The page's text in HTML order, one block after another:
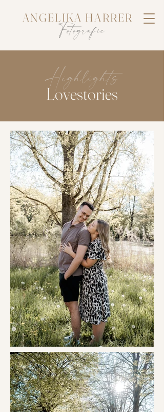
ANGELIKA HARRER
Fotografie
Lovestories
Highlights